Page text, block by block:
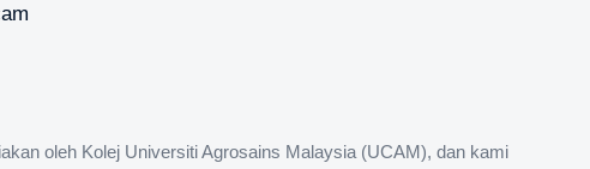
oleh Kolej Universiti Agrosains Malaysia (UCAM), dan kami